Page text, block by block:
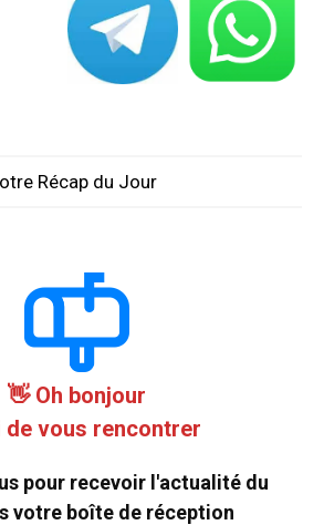
Récap du Jour
Oh bonjour 👋
de vous rencontrer.
pour recevoir l'actualité du
votre boîte de réception.